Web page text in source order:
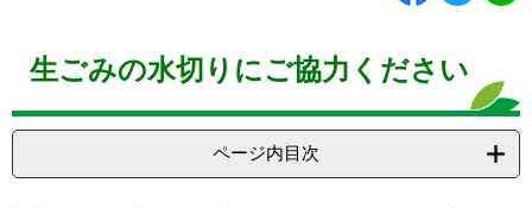
生ごみの水切りにご協力ください
ページ内目次